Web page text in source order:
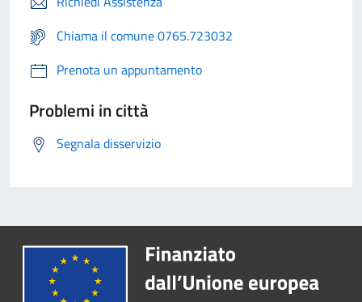
Chiama il comune 0765.723032
Prenota un appuntamento
Problemi in città
Segnala disservizio